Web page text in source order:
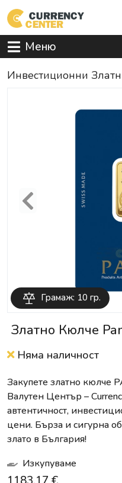
Меню
Инвестиционни
Грамаж: 10 гр.
Previous
Златно Кюлче
Няма наличност
Закупете златно кюлче
Валутен Център –
автентичност,
цени. Бърза и сигурна
злато в България!
Изкупуваме